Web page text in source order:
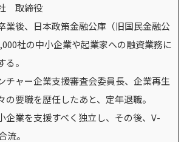
取締役
業後、日本政策金融公庫（旧国民金融公
社の中小企業や起業家への融資業務に
。
チャー企業支援審査会委員長、企業再生
要職を歴任したあと、定年退職。
企業を支援すべく独立し、その後、V-
。